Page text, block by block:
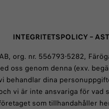
INTEGRITETSPOLICY –
org. nr. 556793-5282,
oss genom denna (exv.
behandlar dina
vi är inte ansvariga för
som tillhandahåller